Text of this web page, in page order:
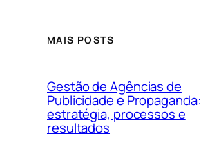
MAIS POSTS
Gestão de Agências de
Publicidade e Propaganda:
estratégia, processos e
resultados